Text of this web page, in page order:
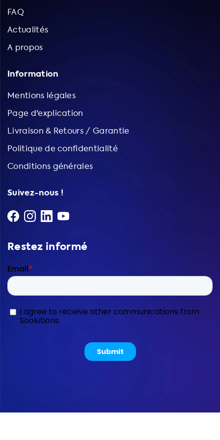
FAQ
Actualités
A propos
Information
Mentions légales
Page d'explication
Livraison & Retours / Garantie
Politique de confidentialité
Conditions générales
Suivez-nous !
Restez informé